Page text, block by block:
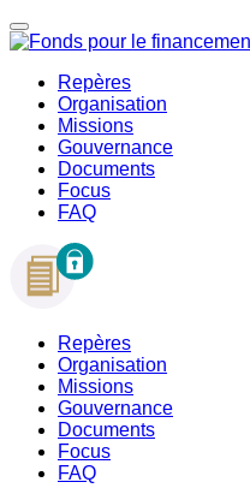
Repères
Organisation
Missions
Gouvernance
Documents
Focus
FAQ
Repères
Organisation
Missions
Gouvernance
Documents
Focus
FAQ